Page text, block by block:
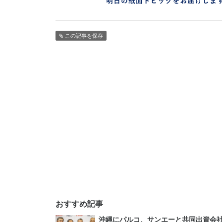
この記事を保存
おすすめ記事
沖縄にパルコ、サンエーと共同出資会